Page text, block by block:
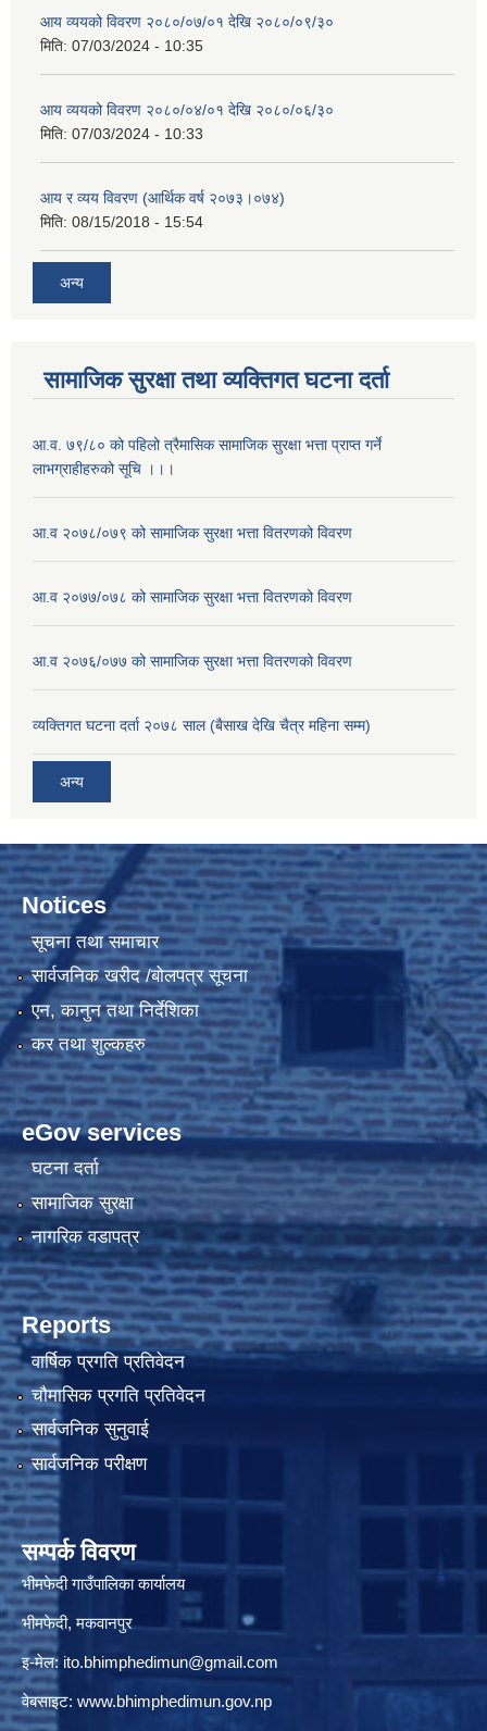
आय व्ययको विवरण २०८०/०७/०१ देखि २०८०/०९/३०
मिति: 07/03/2024 - 10:35
आय व्ययको विवरण २०८०/०४/०१ देखि २०८०/०६/३०
मिति: 07/03/2024 - 10:33
आय र व्यय विवरण (आर्थिक वर्ष २०७३।०७४)
मिति: 08/15/2018 - 15:54
अन्य
सामाजिक सुरक्षा तथा व्यक्तिगत घटना दर्ता
आ.व. ७९/८० को पहिलो त्रैमासिक सामाजिक सुरक्षा भत्ता प्राप्त गर्ने
लाभग्राहीहरुको सूचि ।।।
आ.व २०७८/०७९ को सामाजिक सुरक्षा भत्ता वितरणको विवरण
आ.व २०७७/०७८ को सामाजिक सुरक्षा भत्ता वितरणको विवरण
आ.व २०७६/०७७ को सामाजिक सुरक्षा भत्ता वितरणको विवरण
व्यक्तिगत घटना दर्ता २०७८ साल (बैसाख देखि चैत्र महिना सम्म)
अन्य
Notices
सूचना तथा समाचार
सार्वजनिक खरीद /बोलपत्र सूचना
एन, कानुन तथा निर्देशिका
कर तथा शुल्कहरु
eGov services
घटना दर्ता
सामाजिक सुरक्षा
नागरिक वडापत्र
Reports
वार्षिक प्रगति प्रतिवेदन
चौमासिक प्रगति प्रतिवेदन
सार्वजनिक सुनुवाई
सार्वजनिक परीक्षण
सम्पर्क विवरण
भीमफेदी गाउँपालिका कार्यालय
भीमफेदी, मकवानपुर
इ-मेल: ito.bhimphedimun@gmail.com
वेबसाइट: www.bhimphedimun.gov.np